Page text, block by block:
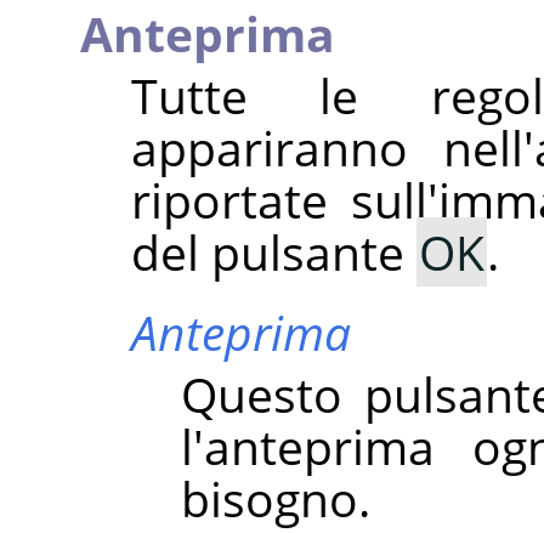
Anteprima
Tutte le
appariranno
riportate
del pulsante OK.
Anteprima
Questo
l'anteprima
bisogno.